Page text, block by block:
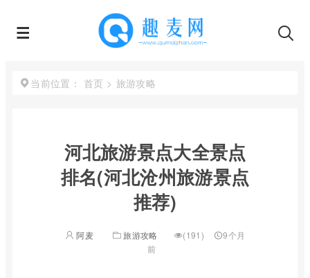
当前位置： 首页 > 旅游攻略
河北旅游景点大全景点
排名(河北沧州旅游景点
推荐)
阿麦 旅游攻略 (191)
9个月
前